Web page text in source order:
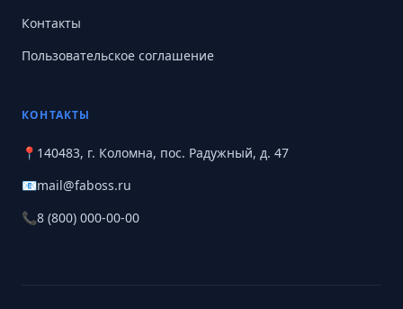
Контакты
Пользовательское соглашение
КОНТАКТЫ
📍 140483, г. Коломна, пос. Радужный, д. 47
📧mail@faboss.ru
📞8 (800) 000-00-00